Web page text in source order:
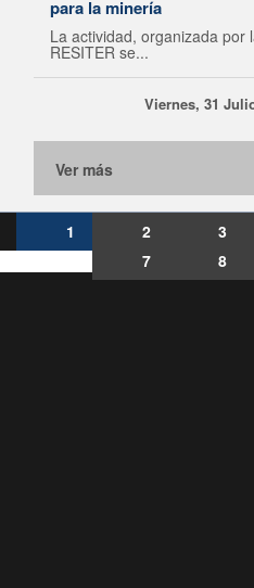
para la minería
La actividad, organizada por
RESITER se...
Viernes, 31
Ver más
1 2 3
7
8